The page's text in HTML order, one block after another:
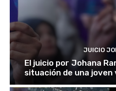
JUICIO
El juicio por Johana
situación de una joven